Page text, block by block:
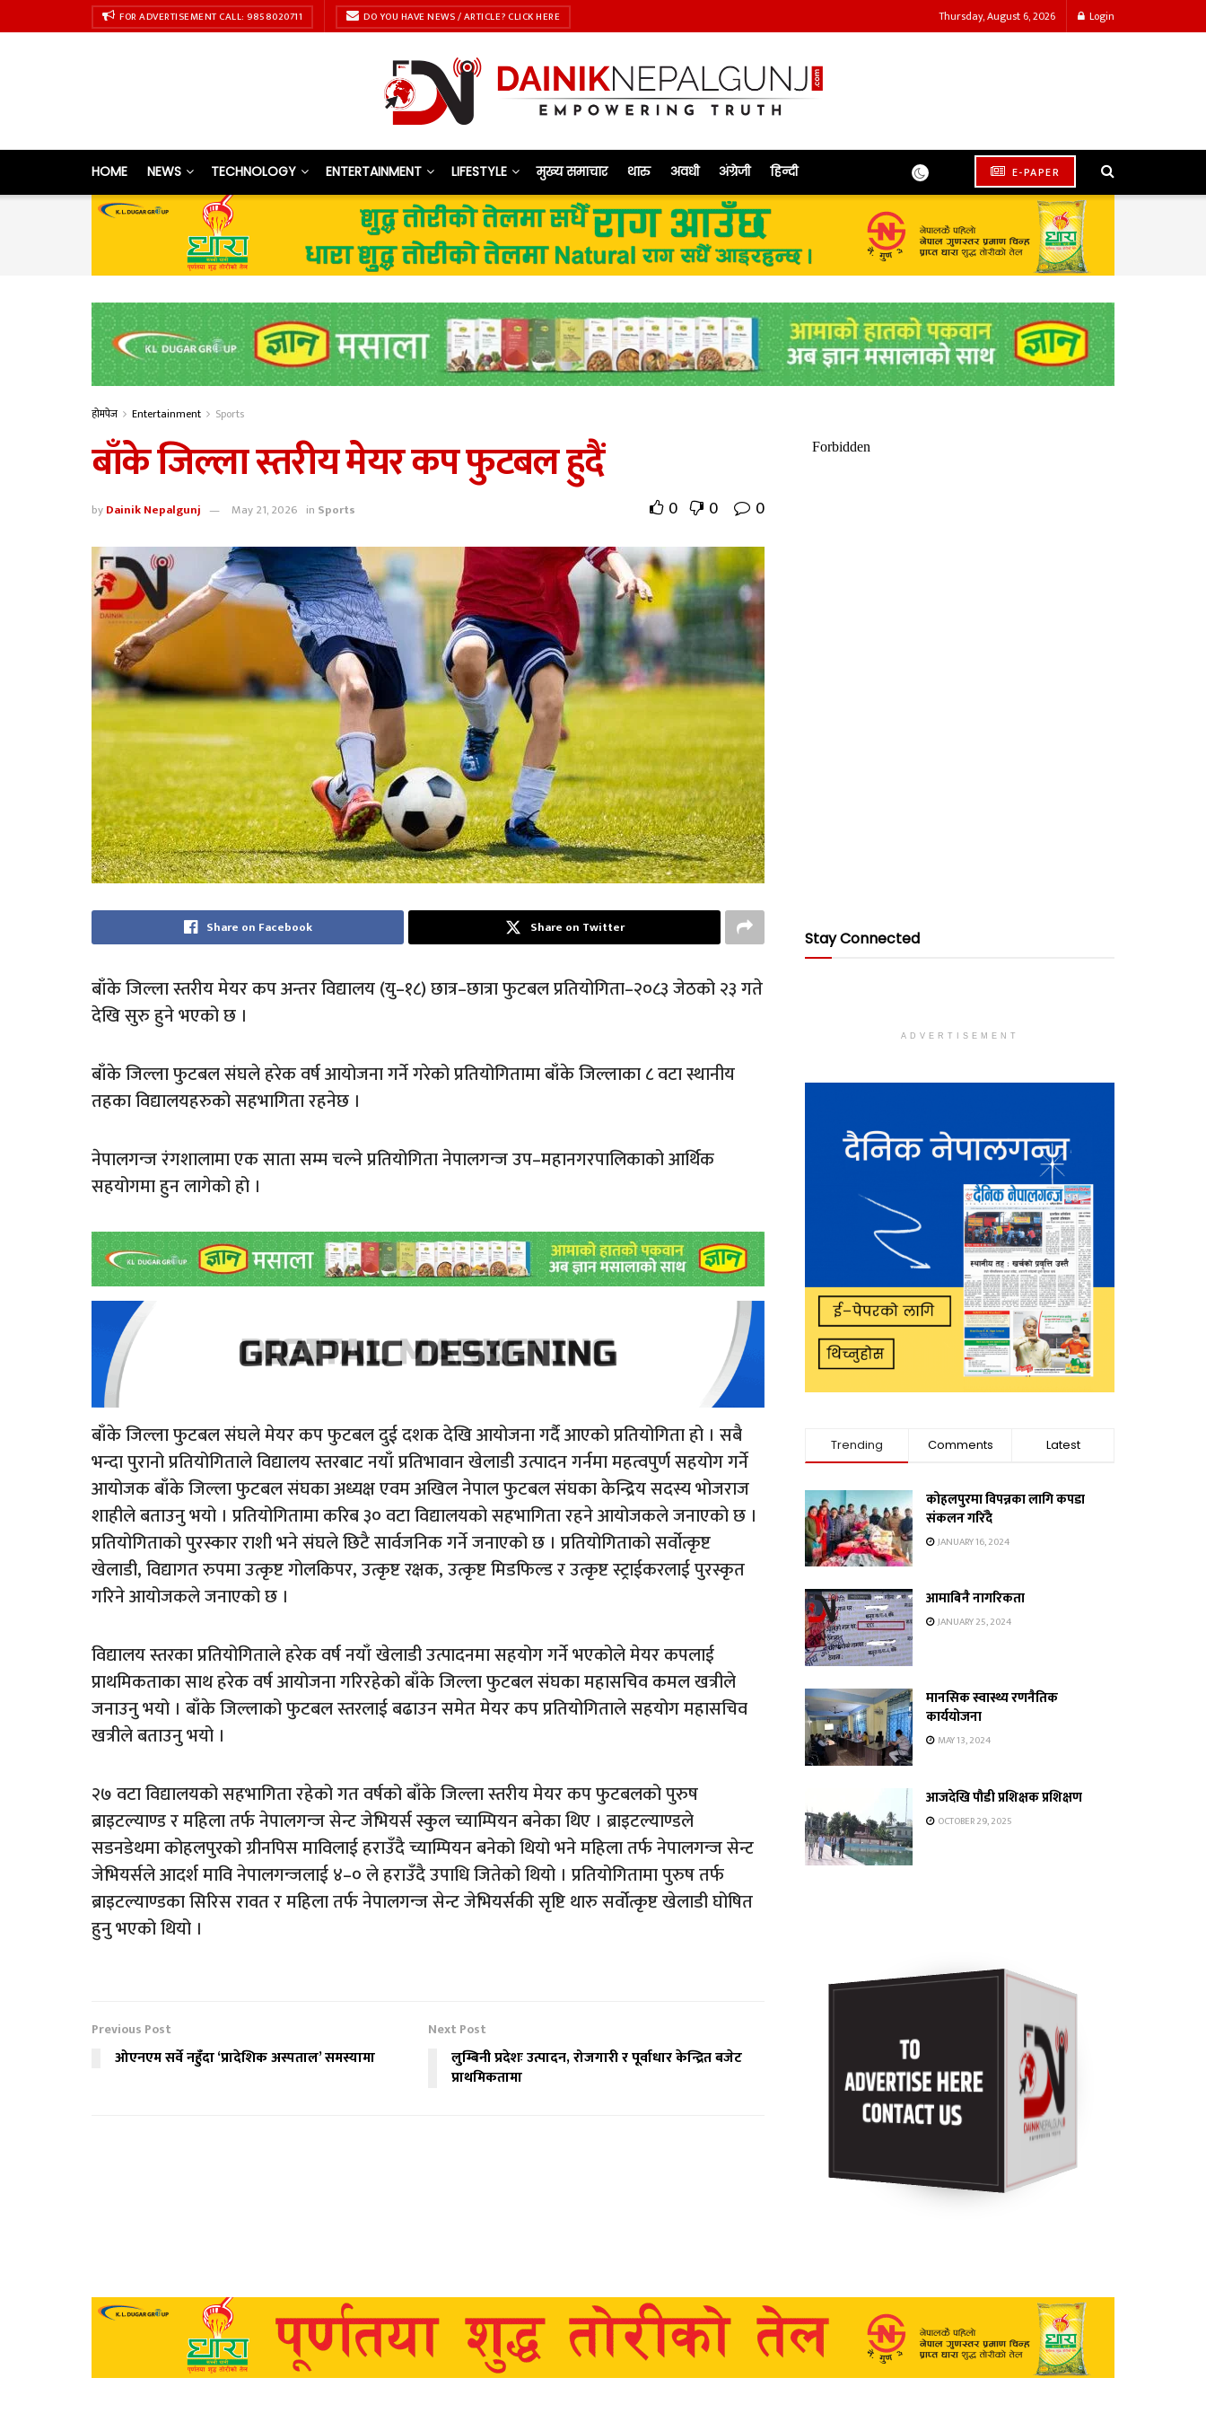
FOR ADVERTISEMENT CALL: 9858020711 DO YOU HAVE NEWS / ARTICLE? CLICK HERE Thursday, August 6, 2026 Login
HOME NEWS TECHNOLOGY ENTERTAINMENT LIFESTYLE मुख्य समाचार थारु अवधी अंग्रेजी हिन्दी E-PAPER
होमपेज Entertainment Sports
बाँके जिल्ला स्तरीय मेयर कप फुटबल हुदैं
byDainik Nepalgunj May 21, 2026 in Sports 0 0 0
Share on Facebook Share on Twitter
बाँके जिल्ला स्तरीय मेयर कप अन्तर विद्यालय (यु–१८) छात्र–छात्रा फुटबल प्रतियोगिता–२०८३ जेठको २३ गते
देखि सुरु हुने भएको छ ।
बाँके जिल्ला फुटबल संघले हरेक वर्ष आयोजना गर्ने गरेको प्रतियोगितामा बाँके जिल्लाका ८ वटा स्थानीय
तहका विद्यालयहरुको सहभागिता रहनेछ ।
नेपालगन्ज रंगशालामा एक साता सम्म चल्ने प्रतियोगिता नेपालगन्ज उप–महानगरपालिकाको आर्थिक
सहयोगमा हुन लागेको हो ।
बाँके जिल्ला फुटबल संघले मेयर कप फुटबल दुई दशक देखि आयोजना गर्दै आएको प्रतियोगिता हो । सबै
भन्दा पुरानो प्रतियोगिताले विद्यालय स्तरबाट नयाँ प्रतिभावान खेलाडी उत्पादन गर्नमा महत्वपुर्ण सहयोग गर्ने
आयोजक बाँके जिल्ला फुटबल संघका अध्यक्ष एवम अखिल नेपाल फुटबल संघका केन्द्रिय सदस्य भोजराज
शाहीले बताउनु भयो । प्रतियोगितामा करिब ३० वटा विद्यालयको सहभागिता रहने आयोजकले जनाएको छ ।
प्रतियोगिताको पुरस्कार राशी भने संघले छिटै सार्वजनिक गर्ने जनाएको छ । प्रतियोगिताको सर्वोत्कृष्ट
खेलाडी, विद्यागत रुपमा उत्कृष्ट गोलकिपर, उत्कृष्ट रक्षक, उत्कृष्ट मिडफिल्ड र उत्कृष्ट स्ट्राईकरलाई पुरस्कृत
गरिने आयोजकले जनाएको छ ।
विद्यालय स्तरका प्रतियोगिताले हरेक वर्ष नयाँ खेलाडी उत्पादनमा सहयोग गर्ने भएकोले मेयर कपलाई
प्राथमिकताका साथ हरेक वर्ष आयोजना गरिरहेको बाँके जिल्ला फुटबल संघका महासचिव कमल खत्रीले
जनाउनु भयो । बाँके जिल्लाको फुटबल स्तरलाई बढाउन समेत मेयर कप प्रतियोगिताले सहयोग महासचिव
खत्रीले बताउनु भयो ।
२७ वटा विद्यालयको सहभागिता रहेको गत वर्षको बाँके जिल्ला स्तरीय मेयर कप फुटबलको पुरुष
ब्राइटल्याण्ड र महिला तर्फ नेपालगन्ज सेन्ट जेभियर्स स्कुल च्याम्पियन बनेका थिए । ब्राइटल्याण्डले
सडनडेथमा कोहलपुरको ग्रीनपिस माविलाई हराउँदै च्याम्पियन बनेको थियो भने महिला तर्फ नेपालगन्ज सेन्ट
जेभियर्सले आदर्श मावि नेपालगन्जलाई ४–० ले हराउँदै उपाधि जितेको थियो । प्रतियोगितामा पुरुष तर्फ
ब्राइटल्याण्डका सिरिस रावत र महिला तर्फ नेपालगन्ज सेन्ट जेभियर्सकी सृष्टि थारु सर्वोत्कृष्ट खेलाडी घोषित
हुनु भएको थियो ।
Previous Post
ओएनएम सर्वे नहुँदा ‘प्रादेशिक अस्पताल’ समस्यामा
Next Post
लुम्बिनी प्रदेशः उत्पादन, रोजगारी र पूर्वाधार केन्द्रित बजेट
प्राथमिकतामा
Stay Connected
ADVERTISEMENT
Trending Comments Latest
कोहलपुरमा विपन्नका लागि कपडा
संकलन गरिँदै
JANUARY 16, 2024
आमाबिनै नागरिकता
JANUARY 25, 2024
मानसिक स्वास्थ्य रणनैतिक
कार्ययोजना
MAY 13, 2024
आजदेखि पौडी प्रशिक्षक प्रशिक्षण
OCTOBER 29, 2025